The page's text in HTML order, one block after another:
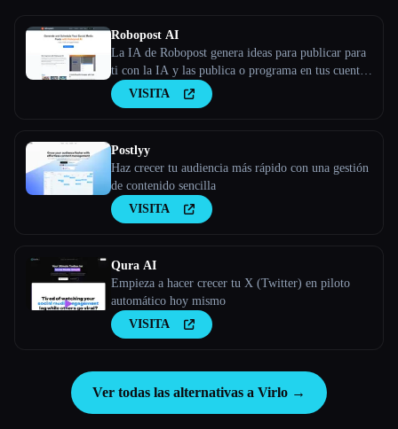
Robopost AI
La IA de Robopost genera ideas para publicar para
ti con la IA y las publica o programa en tus cuentas
de redes sociales.
VISITA
Postlyy
Haz crecer tu audiencia más rápido con una gestión
de contenido sencilla
VISITA
Qura AI
Empieza a hacer crecer tu X (Twitter) en piloto
automático hoy mismo
VISITA
Ver todas las alternativas a Virlo →